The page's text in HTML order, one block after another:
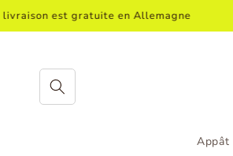
directement
au contenu
est gratuite en Allemagne
Appât